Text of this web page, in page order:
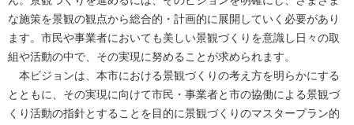
な施策を景観の観点から総合的・計画的に展開していく必要があり
ます。市民や事業者においても美しい景観づくりを意識し日々の取
組や活動の中で、その実現に努めることが求められます。
本ビジョンは、本市における景観づくりの考え方を明らかにする
とともに、その実現に向けて市民・事業者と市の協働による景観づ
くり活動の指針とすることを目的に景観づくりのマスタープラン的